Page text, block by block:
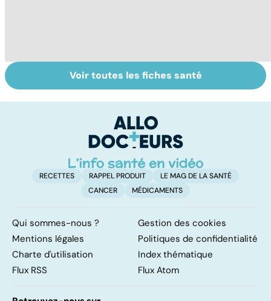
Faire du sport à
domicile, c'est
Don de gamètes :
le pour et le
levée de
l'anonymat
Voir toutes les fiches santé
RECETTES RAPPEL PRODUIT
LE MAG DE LA SANTÉ
CANCER
MÉDICAMENTS
Qui sommes-nous ?
Gestion des cookies
Mentions légales
Politiques de confidentialité
Charte d'utilisation
Index thématique
Flux RSS
Flux Atom